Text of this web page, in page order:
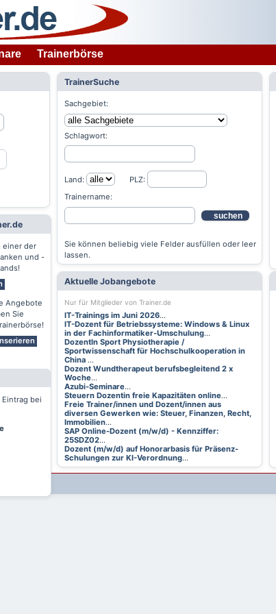
Trainerbörse
einer der
und -
Angebote
Sie
bei
TrainerSuche
Sachgebiet:
Schlagwort:
Land:
PLZ:
Trainername:
suchen
Sie können beliebig viele Felder ausfüllen oder leer
lassen.
Aktuelle Jobangebote
Nur für Mitglieder von Trainer.de
IT-Trainings im Juni 2026...
IT-Dozent für Betriebssysteme: Windows & Linux
in der Fachinformatiker-Umschulung...
DozentIn Sport Physiotherapie /
Sportwissenschaft für Hochschulkooperation in
China ...
Dozent Wundtherapeut berufsbegleitend 2 x
Woche...
Azubi-Seminare...
Steuern Dozentin freie Kapazitäten online...
Freie Trainer/innen und Dozent/innen aus
diversen Gewerken wie: Steuer, Finanzen, Recht,
Immobilien...
SAP Online-Dozent (m/w/d) - Kennziffer:
25SDZ02...
Dozent (m/w/d) auf Honorarbasis für Präsenz-
Schulungen zur KI-Verordnung...